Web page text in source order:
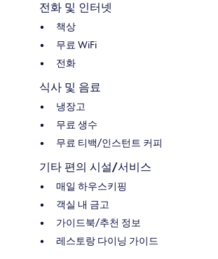
전화 및 인터넷
책상
무료 WiFi
전화
식사 및 음료
냉장고
무료 생수
무료 티백/인스턴트 커피
기타 편의 시설/서비스
매일 하우스키핑
객실 내 금고
가이드북/추천 정보
레스토랑 다이닝 가이드